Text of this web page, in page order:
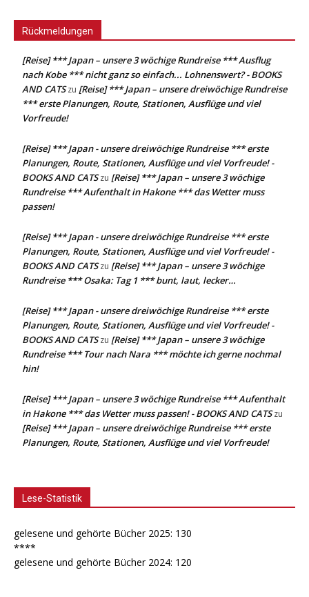
Rückmeldungen
[Reise] *** Japan – unsere 3 wöchige Rundreise *** Ausflug
nach Kobe *** nicht ganz so einfach... Lohnenswert? - BOOKS
AND CATSzu [Reise] *** Japan – unsere dreiwöchige Rundreise
*** erste Planungen, Route, Stationen, Ausflüge und viel
Vorfreude!
[Reise] *** Japan - unsere dreiwöchige Rundreise *** erste
Planungen, Route, Stationen, Ausflüge und viel Vorfreude! -
BOOKS AND CATSzu [Reise] *** Japan – unsere 3 wöchige
Rundreise *** Aufenthalt in Hakone *** das Wetter muss
passen!
[Reise] *** Japan - unsere dreiwöchige Rundreise *** erste
Planungen, Route, Stationen, Ausflüge und viel Vorfreude! -
BOOKS AND CATSzu [Reise] *** Japan – unsere 3 wöchige
Rundreise *** Osaka: Tag 1 *** bunt, laut, lecker…
[Reise] *** Japan - unsere dreiwöchige Rundreise *** erste
Planungen, Route, Stationen, Ausflüge und viel Vorfreude! -
BOOKS AND CATSzu [Reise] *** Japan – unsere 3 wöchige
Rundreise *** Tour nach Nara *** möchte ich gerne nochmal
hin!
[Reise] *** Japan – unsere 3 wöchige Rundreise *** Aufenthalt
in Hakone *** das Wetter muss passen! - BOOKS AND CATSzu
[Reise] *** Japan – unsere dreiwöchige Rundreise *** erste
Planungen, Route, Stationen, Ausflüge und viel Vorfreude!
Lese-Statistik
gelesene und gehörte Bücher 2025: 130
****
gelesene und gehörte Bücher 2024: 120